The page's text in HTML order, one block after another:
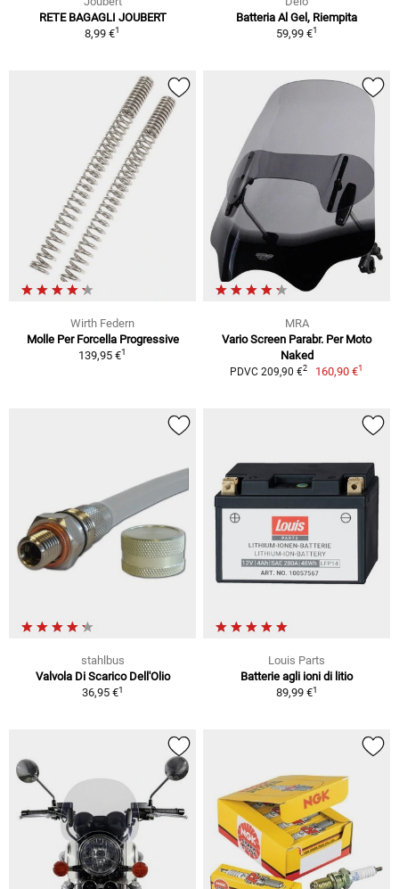
RETE BAGAGLI JOUBERT
8,99 €1
Batteria Al Gel, Riempita
59,99 €1
Wirth Federn
Molle Per Forcella Progressive
139,95 €1
MRA
Vario Screen Parabr. Per Moto
Naked
PDVC 209,90 €2 160,90 €1
stahlbus
Valvola Di Scarico Dell'Olio
36,95 €1
Louis Parts
Batterie agli ioni di litio
89,99 €1